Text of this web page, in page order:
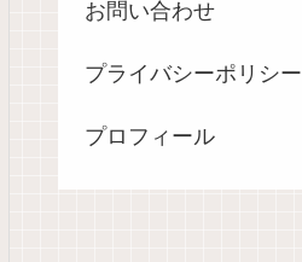
お問い合わせ
プライバシーポリシー
プロフィール